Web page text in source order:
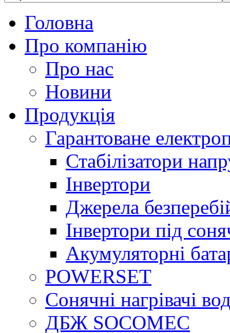
Головна
Про компанію
Про нас
Новини
Продукція
Гарантоване
Стабілізатори
Інвертори
Джерела
Інвертори під
Акумуляторні
POWERSET
Сонячні нагрівачі
ДБЖ SOCOMEC